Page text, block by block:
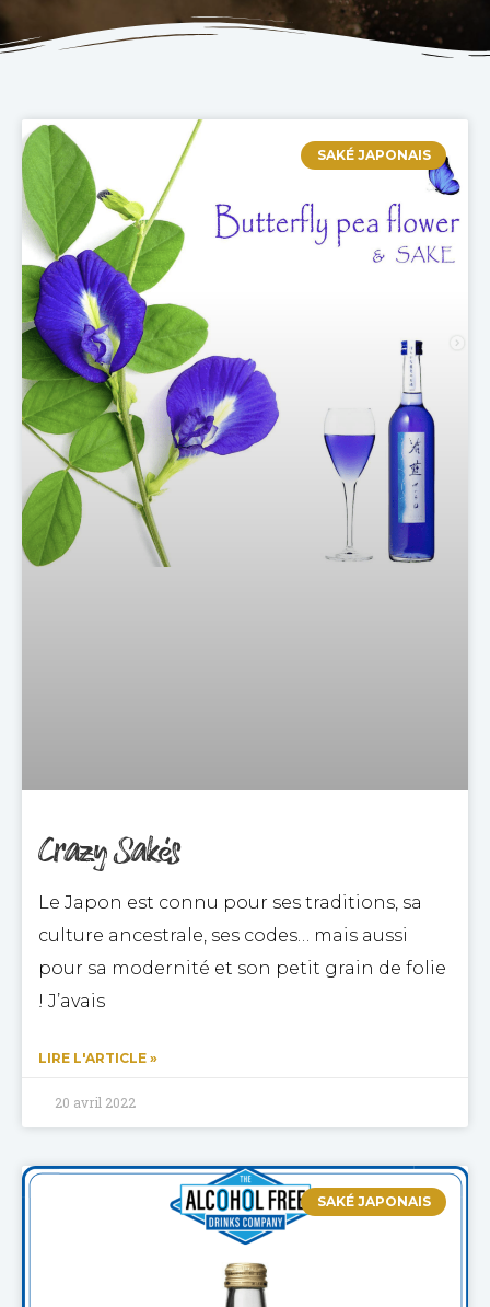
SAKÉ JAPONAIS
Crazy Sakés
Le Japon est connu pour ses traditions, sa
culture ancestrale, ses codes… mais aussi
pour sa modernité et son petit grain de folie
! J’avais
LIRE L'ARTICLE »
20 avril 2022
SAKÉ JAPONAIS